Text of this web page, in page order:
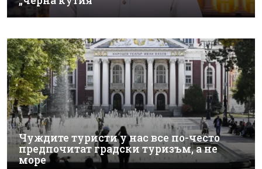
Чуждите туристи у нас все по-често
предпочитат градски туризъм, а не
море